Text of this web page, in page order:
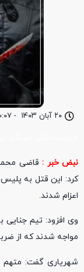
۲۰ آبان ۱۴۰۳ -
نبض خبر : قاضی
کرد: این قتل به
اعزام شدند.
وی افزود: تیم
مواجه شدند که از
شهریاری گفت: